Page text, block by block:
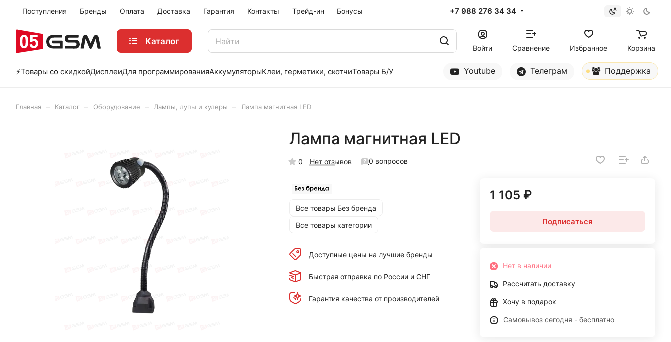
Поступления Бренды Оплата Доставка Гарантия Контакты Трейд-ин Бонусы +7 988 276 34 34
Каталог
Войти Сравнение Избранное Корзина
⚡️Товары со скидкойДисплеиДля программированияАккумуляторыКлеи, герметики, скотчиТовары Б/У Youtube Телеграм Поддержка
Главная Каталог Оборудование Лампы, лупы и кулеры Лампа магнитная LED
Лампа магнитная LED
0 Нет отзывов 0 вопросов
Все товары Без бренда
Все товары категории
Доступные цены на лучшие бренды
Быстрая отправка по России и СНГ
Гарантия качества от производителей
1 105 ₽
Подписаться
Нет в наличии
Рассчитать доставку
Хочу в подарок
Самовывоз сегодня - бесплатно